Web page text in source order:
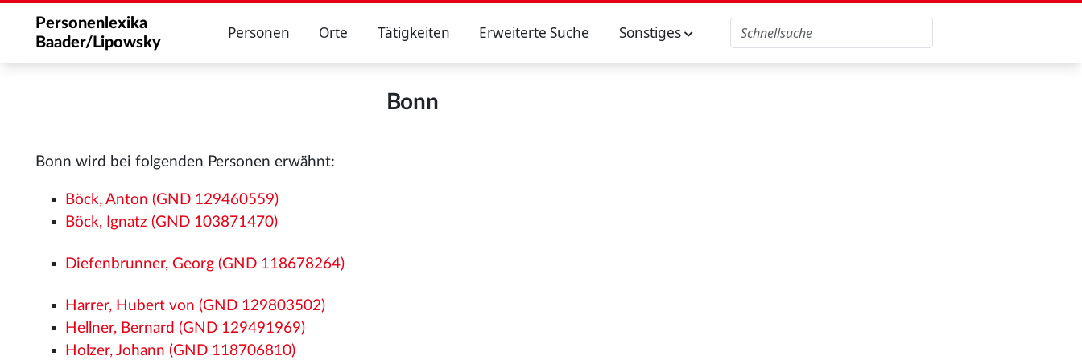
Personenlexika
Baader/Lipowsky
Personen Orte Tätigkeiten Erweiterte Suche Sonstiges
Bonn
Bonn wird bei folgenden Personen erwähnt:
Böck, Anton (GND 129460559)
Böck, Ignatz (GND 103871470)
Diefenbrunner, Georg (GND 118678264)
Harrer, Hubert von (GND 129803502)
Hellner, Bernard (GND 129491969)
Holzer, Johann (GND 118706810)